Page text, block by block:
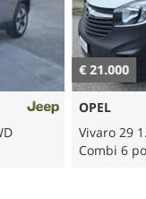
€ 21.000
OPEL
Vivaro 29
Combi 6